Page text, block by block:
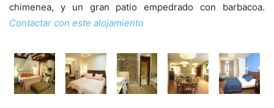
chimenea, y un gran patio empedrado con barbacoa.
Contactar con este alojamiento